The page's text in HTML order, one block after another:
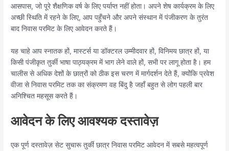
आसपास, जो पूरे शैक्षणिक वर्ष के लिए पर्याप्त नहीं होता। अपने शेष कार्यक्रम के लिए
अच्छी स्थिति में रहने के लिए, आप पहुँचने और अपने संस्थान में पंजीकरण के तुरंत
बाद निवास परमिट के लिए आवेदन करते हैं।
यह चाहे आप स्नातक हों, मास्टर्स या डॉक्टरल उम्मीदवार हों, विनिमय छात्र हों, या
किसी पंजीकृत तुर्की भाषा पाठ्यक्रम में भाग लेने वाले हों, सभी पर लागू होता है। हम
चालीस से अधिक देशों के छात्रों को ठीक इस चरण में मार्गदर्शन देते हैं, क्योंकि प्रवेश
वीजा से निवास परमिट तक का संक्रमण वह बिंदु है जहाँ बहुत से लोग पहली बार
अनिश्चित महसूस करते हैं।
आवेदन के लिए आवश्यक दस्तावेज़
एक पूर्ण दस्तावेज़ सेट सुचारू तुर्की छात्र निवास परमिट आवेदन में सबसे महत्वपूर्ण